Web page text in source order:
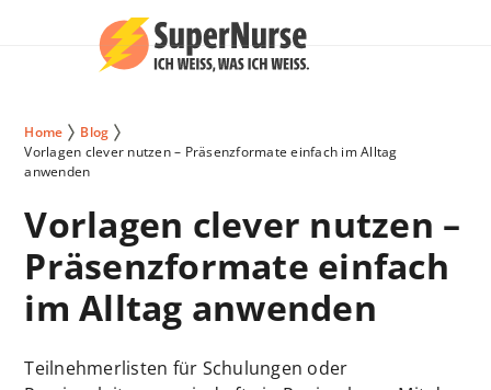
Home
Blog
Vorlagen clever nutzen – Präsenzformate einfach im Alltag
anwenden
Vorlagen clever nutzen –
Präsenzformate einfach
im Alltag anwenden
Teilnehmerlisten für Schulungen oder